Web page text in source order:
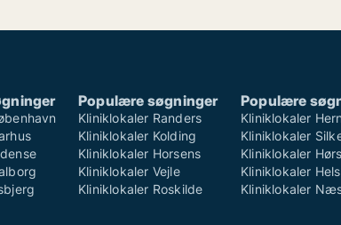
Populære søgninger
Kliniklokaler Randers
Kliniklokaler Kolding
Kliniklokaler Horsens
Kliniklokaler Vejle
Kliniklokaler Roskilde
Populære
Kliniklokaler
Kliniklokaler
Kliniklokaler
Kliniklokaler
Kliniklokaler